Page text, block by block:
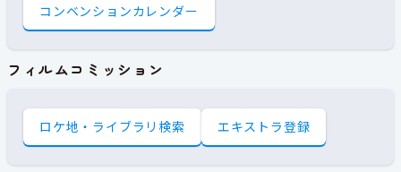
コンベンションカレンダー
フィルムコミッション
ロケ地・ライブラリ検索 エキストラ登録